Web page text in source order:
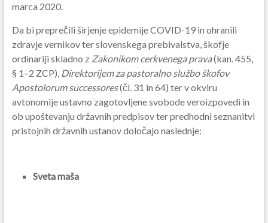
marca 2020.
Da bi preprečili širjenje epidemije COVID-19 in ohranili
zdravje vernikov ter slovenskega prebivalstva, škofje
ordinariji skladno z Zakonikom cerkvenega prava(kan. 455,
§ 1–2 ZCP), Direktorijem za pastoralno službo škofov
Apostolorum successores(čl. 31 in 64) ter v okviru
avtonomije ustavno zagotovljene svobode veroizpovedi in
ob upoštevanju državnih predpisov ter predhodni seznanitvi
pristojnih državnih ustanov določajo naslednje:
Sveta maša